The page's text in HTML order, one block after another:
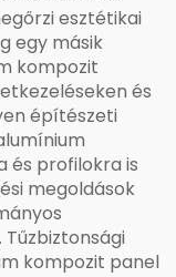
esztétikai
egy másik
kompozit
és
építészeti
és profilokra is
megoldások
kompozit panel